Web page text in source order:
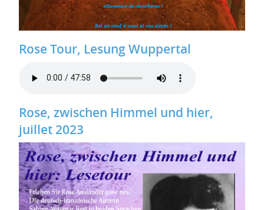
Rose Tour, Lesung Wuppertal
Rose, zwischen Himmel und hier,
juillet 2023